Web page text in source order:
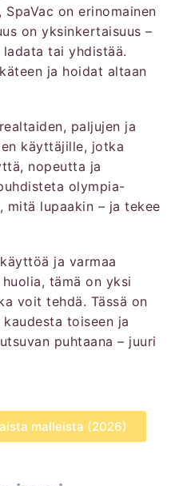
on erinomainen
on yksinkertaisuus –
tai yhdistää.
ja hoidat altaan
paljujen ja
käyttäjille, jotka
nopeutta ja
olympia-
mitä lupaakin – ja tekee
ja varmaa
tämä on yksi
voit tehdä. Tässä on
toiseen ja
puhtaana – juuri
malleista (2026)